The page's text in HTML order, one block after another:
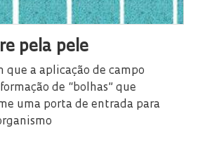
pela pele
que a aplicação de campo
de “bolhas” que
uma porta de entrada para